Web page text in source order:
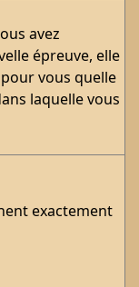
avez
épreuve, elle
vous quelle
laquelle vous
exactement